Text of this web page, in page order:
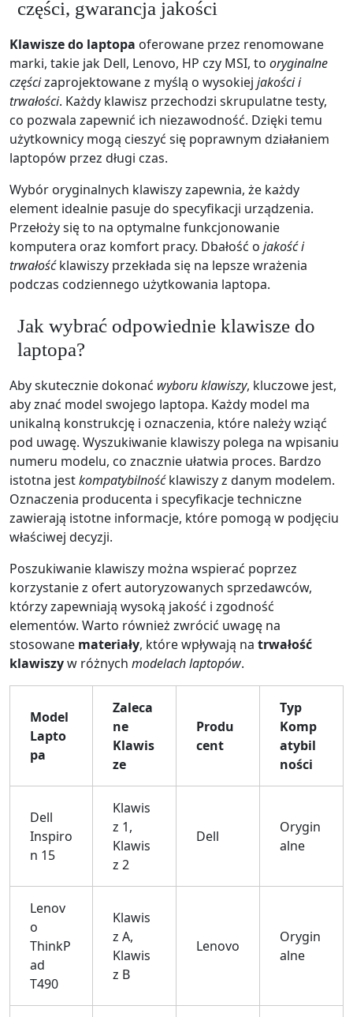
części, gwarancja jakości
Klawisze do laptopa oferowane przez renomowane
marki, takie jak Dell, Lenovo, HP czy MSI, to oryginalne
częścizaprojektowane z myślą o wysokiej jakości i
trwałości. Każdy klawisz przechodzi skrupulatne testy,
co pozwala zapewnić ich niezawodność. Dzięki temu
użytkownicy mogą cieszyć się poprawnym działaniem
laptopów przez długi czas.
Wybór oryginalnych klawiszy zapewnia, że każdy
element idealnie pasuje do specyfikacji urządzenia.
Przełoży się to na optymalne funkcjonowanie
komputera oraz komfort pracy. Dbałość o jakość i
trwałośćklawiszy przekłada się na lepsze wrażenia
podczas codziennego użytkowania laptopa.
Jak wybrać odpowiednie klawisze do
laptopa?
Aby skutecznie dokonać wyboru klawiszy, kluczowe jest,
aby znać model swojego laptopa. Każdy model ma
unikalną konstrukcję i oznaczenia, które należy wziąć
pod uwagę. Wyszukiwanie klawiszy polega na wpisaniu
numeru modelu, co znacznie ułatwia proces. Bardzo
istotna jestkompatybilnośćklawiszy z danym modelem.
Oznaczenia producenta i specyfikacje techniczne
zawierają istotne informacje, które pomogą w podjęciu
właściwej decyzji.
Poszukiwanie klawiszy można wspierać poprzez
korzystanie z ofert autoryzowanych sprzedawców,
którzy zapewniają wysoką jakość i zgodność
elementów. Warto również zwrócić uwagę na
stosowane materiały, które wpływają na trwałość
klawiszyw różnych modelach laptopów.
Model
Lapto
pa
Zaleca
ne
Klawis
ze
Produ
cent
Typ
Komp
atybil
ności
Dell
Inspiro
n 15
Klawis
z 1,
Klawis
z 2
Dell
Orygin
alne
Lenov
o
ThinkP
ad
T490
Klawis
z A,
Klawis
z B
Lenovo
Orygin
alne